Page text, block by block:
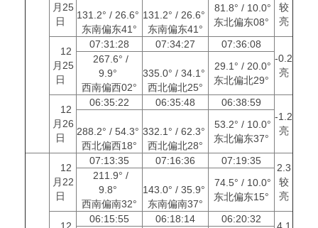
月25
日
较
亮
131.2° / 26.6°
东南偏东41°
131.2° / 26.6°
东南偏东41°
81.8° / 10.0°
东北偏东08°
12
月25
日
07:31:28 07:34:27
07:36:08
-0.2
亮
267.6° /
9.9°
西南偏西02°
335.0° / 34.1°
西北偏北25°
29.1° / 20.0°
东北偏北29°
12
月26
日
06:35:22 06:35:48
06:38:59
-1.2
亮
288.2° / 54.3°
西北偏西18°
332.1° / 62.3°
西北偏北28°
53.2° / 10.0°
东北偏东37°
12
月22
日
07:13:35 07:16:36 07:19:35
2.3
较
亮
211.9° /
9.8°
西南偏南32°
143.0° / 35.9°
东南偏南37°
74.5° / 10.0°
东北偏东15°
12
06:15:55 06:18:14 06:20:32
4.1